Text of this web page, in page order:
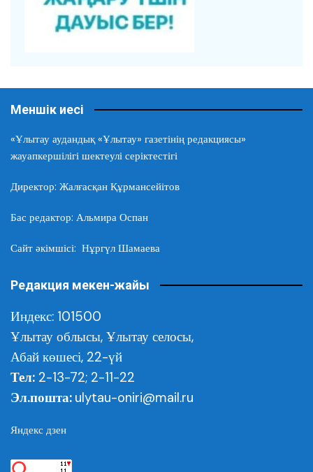
Меншік иесі
«Ұлытау аудандық «Ұлытау» газетінің редакциясы»
жауапкершілігі шектеулі серіктестігі
Директор: Жалғасқан Құрмансейітов
Бас редактор: Альмира Оспан
Сайт әкімшісі: Нұргүл Шамаева
Редакция мекен-жайы
Индекс: 101500
Ұлытау облысы, Ұлытау селосы,
Абай көшесі, 22-үй
Тел: 2-13-72; 2-11-22
Эл.пошта: ulytau-oniri@mail.ru
Яндекс дзен